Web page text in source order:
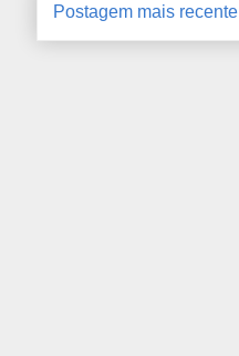
Postagem mais recente